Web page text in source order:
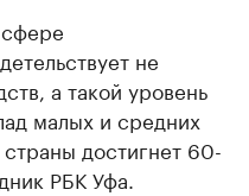
не
а такой уровень
малых и средних
достигнет 60-
РБК Уфа.